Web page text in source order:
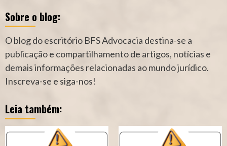
Sobre o blog:
O blog do escritório BFS Advocacia destina-se a
publicação e compartilhamento de artigos, notícias e
demais informações relacionadas ao mundo jurídico.
Inscreva-se e siga-nos!
Leia também: